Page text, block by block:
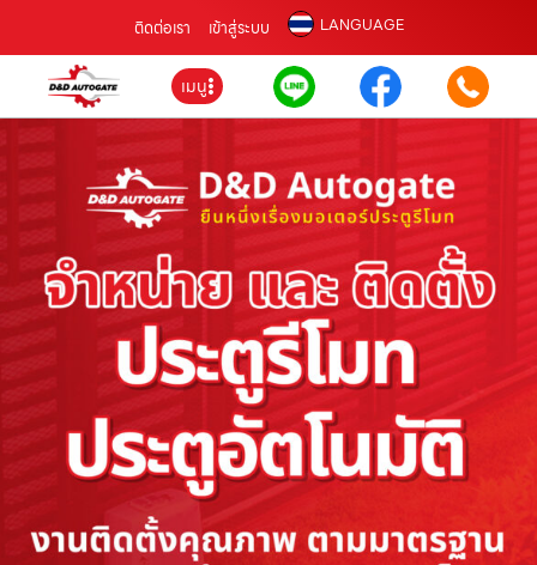
ติดต่อเรา เข้าสู่ระบบ LANGUAGE
เมนู